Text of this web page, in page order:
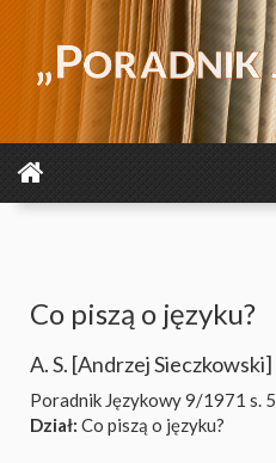
Co piszą o języku?
A. S. [Andrzej Sieczkowski]
Poradnik Językowy 9/1971 s.
Dział: Co piszą o języku?